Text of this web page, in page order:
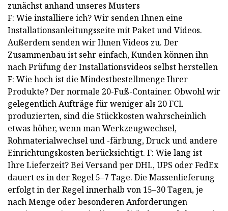
zunächst anhand unseres Musters
F: Wie installiere ich? Wir senden Ihnen eine
Installationsanleitungsseite mit Paket und Videos.
Außerdem senden wir Ihnen Videos zu. Der
Zusammenbau ist sehr einfach, Kunden können ihn
nach Prüfung der Installationsvideos selbst herstellen
F: Wie hoch ist die Mindestbestellmenge Ihrer
Produkte? Der normale 20-Fuß-Container. Obwohl wir
gelegentlich Aufträge für weniger als 20 FCL
produzierten, sind die Stückkosten wahrscheinlich
etwas höher, wenn man Werkzeugwechsel,
Rohmaterialwechsel und -färbung, Druck und andere
Einrichtungskosten berücksichtigt. F: Wie lang ist
Ihre Lieferzeit? Bei Versand per DHL, UPS oder FedEx
dauert es in der Regel 5–7 Tage. Die Massenlieferung
erfolgt in der Regel innerhalb von 15–30 Tagen, je
nach Menge oder besonderen Anforderungen